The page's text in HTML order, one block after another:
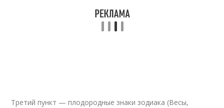
Третий пункт — плодородные знаки зодиака (Весы,